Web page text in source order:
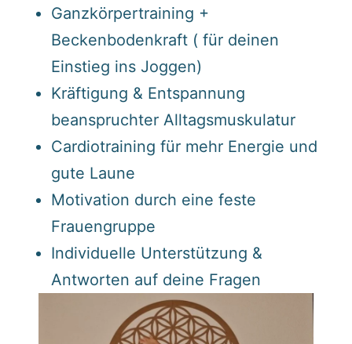
Ganzkörpertraining +
Beckenbodenkraft ( für deinen
Einstieg ins Joggen)
Kräftigung & Entspannung
beanspruchter Alltagsmuskulatur
Cardiotraining für mehr Energie und
gute Laune
Motivation durch eine feste
Frauengruppe
Individuelle Unterstützung &
Antworten auf deine Fragen